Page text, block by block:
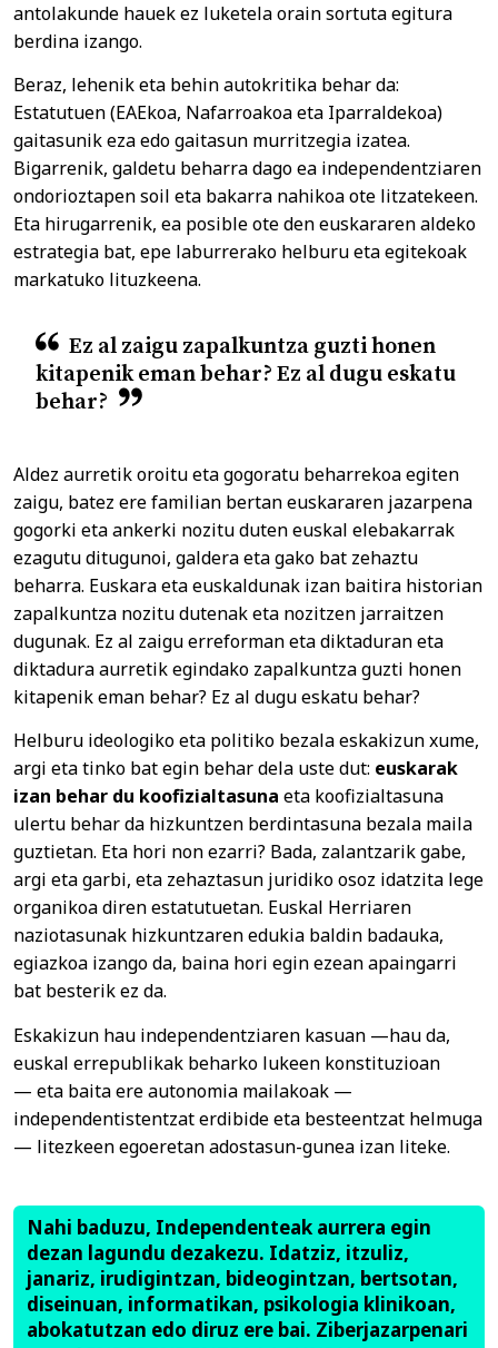
antolakunde hauek ez luketela orain sortuta egitura
berdina izango.
Beraz, lehenik eta behin autokritika behar da:
Estatutuen (EAEkoa, Nafarroakoa eta Iparraldekoa)
gaitasunik eza edo gaitasun murritzegia izatea.
Bigarrenik, galdetu beharra dago ea independentziaren
ondorioztapen soil eta bakarra nahikoa ote litzatekeen.
Eta hirugarrenik, ea posible ote den euskararen aldeko
estrategia bat, epe laburrerako helburu eta egitekoak
markatuko lituzkeena.
Ez al zaigu zapalkuntza guzti honen
kitapenik eman behar? Ez al dugu eskatu
behar?
Aldez aurretik oroitu eta gogoratu beharrekoa egiten
zaigu, batez ere familian bertan euskararen jazarpena
gogorki eta ankerki nozitu duten euskal elebakarrak
ezagutu ditugunoi, galdera eta gako bat zehaztu
beharra. Euskara eta euskaldunak izan baitira historian
zapalkuntza nozitu dutenak eta nozitzen jarraitzen
dugunak. Ez al zaigu erreforman eta diktaduran eta
diktadura aurretik egindako zapalkuntza guzti honen
kitapenik eman behar? Ez al dugu eskatu behar?
Helburu ideologiko eta politiko bezala eskakizun xume,
argi eta tinko bat egin behar dela uste dut: euskarak
izan behar du koofizialtasuna eta koofizialtasuna
ulertu behar da hizkuntzen berdintasuna bezala maila
guztietan. Eta hori non ezarri? Bada, zalantzarik gabe,
argi eta garbi, eta zehaztasun juridiko osoz idatzita lege
organikoa diren estatutuetan. Euskal Herriaren
naziotasunak hizkuntzaren edukia baldin badauka,
egiazkoa izango da, baina hori egin ezean apaingarri
bat besterik ez da.
Eskakizun hau independentziaren kasuan —hau da,
euskal errepublikak beharko lukeen konstituzioan
— eta baita ere autonomia mailakoak —
independentistentzat erdibide eta besteentzat helmuga
— litezkeen egoeretan adostasun-gunea izan liteke.
Nahi baduzu, Independenteak aurrera egin
dezan lagundu dezakezu. Idatziz, itzuliz,
janariz, irudigintzan, bideogintzan, bertsotan,
diseinuan, informatikan, psikologia klinikoan,
abokatutzan edo diruz ere bai. Ziberjazarpenari